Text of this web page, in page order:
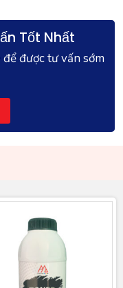
Tốt Nhất
được tư vấn sớm